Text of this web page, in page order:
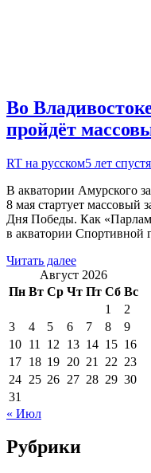
Во
пройдёт
RT на русском5 лет спустя
В акватории Амурского
8 мая стартует массовый
Дня Победы. Как
в акватории Спортивной
Читать далее
Август 2026
Пн Вт Ср Чт Пт Сб Вс
1
2
3
4 5 6 7 8
9
10 11 12 13 14 15 16
17 18 19 20 21 22 23
24 25 26 27 28 29 30
31
« Июл
Рубрики